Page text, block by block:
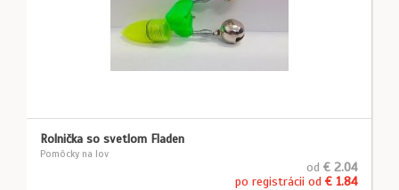
Rolnička so svetlom Fladen
Pomôcky na lov
od € 2.04
po registrácii od € 1.84